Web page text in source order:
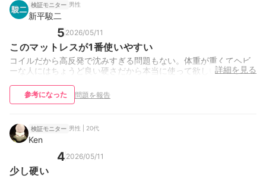
検証モニター 男性
新平駿二
5 2026/05/11
このマットレスが1番使いやすい
コイルだから高反発で沈みすぎる問題もない。体重が重くてヘビ
ーな人にはちょうど良い硬さだから本当に使って欲しい。詳細を見る
参考になった 問題を報告
検証モニター 男性 | 20代
Ken
4 2026/05/11
少し硬い